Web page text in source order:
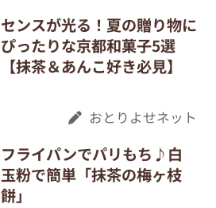
センスが光る！夏の贈り物に
ぴったりな京都和菓子5選
【抹茶＆あんこ好き必見】
おとりよせネット
フライパンでパリもち♪白
玉粉で簡単「抹茶の梅ヶ枝
餅」